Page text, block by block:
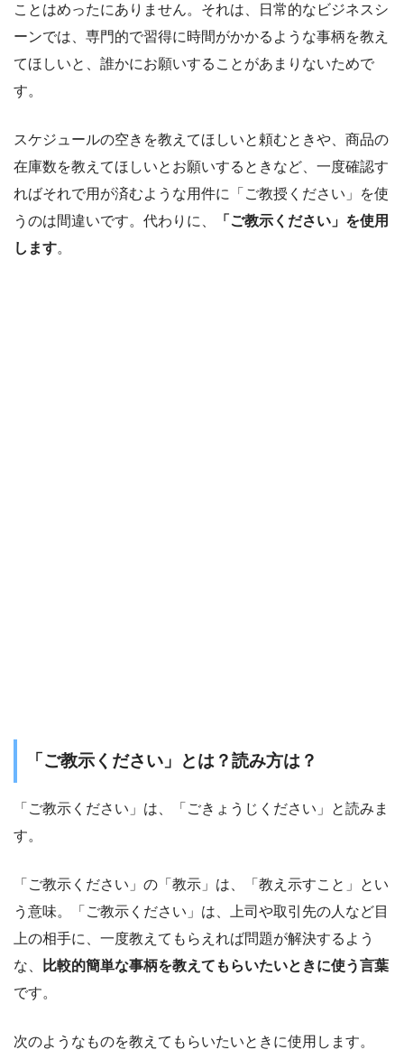
ことはめったにありません。それは、日常的なビジネスシ
ーンでは、専門的で習得に時間がかかるような事柄を教え
てほしいと、誰かにお願いすることがあまりないためで
す。
スケジュールの空きを教えてほしいと頼むときや、商品の
在庫数を教えてほしいとお願いするときなど、一度確認す
ればそれで用が済むような用件に「ご教授ください」を使
うのは間違いです。代わりに、
「ご教示ください」を使用
します。
「ご教示ください」とは？読み方は？
「ご教示ください」は、「ごきょうじください」と読みま
す。
「ご教示ください」の「教示」は、「教え示すこと」とい
う意味。「ご教示ください」は、上司や取引先の人など目
上の相手に、一度教えてもらえれば問題が解決するよう
な、
比較的簡単な事柄を教えてもらいたいときに使う言葉
です。
次のようなものを教えてもらいたいときに使用します。